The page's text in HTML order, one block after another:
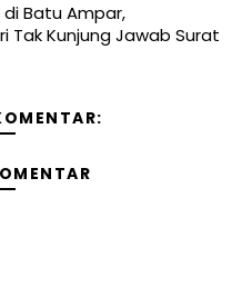
Batu Ampar,
Tak Kunjung Jawab Surat